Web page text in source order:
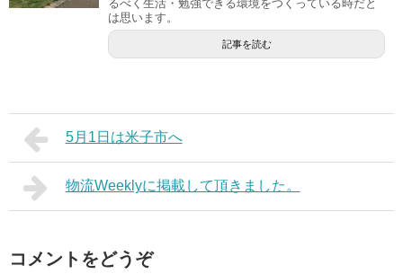
るべく生活・勉強できる環境をつくっている時だと
は思います。
記事を読む
5月1日は米子市へ
物流Weeklyに掲載して頂きました。
コメントをどうぞ